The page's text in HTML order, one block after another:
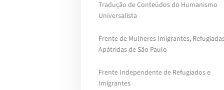
Tradução de Conteúdos do Humanismo
Universalista
Frente de Mulheres Imigrantes,
Apátridas de São Paulo
Frente Independente de Refugiados e
Imigrantes